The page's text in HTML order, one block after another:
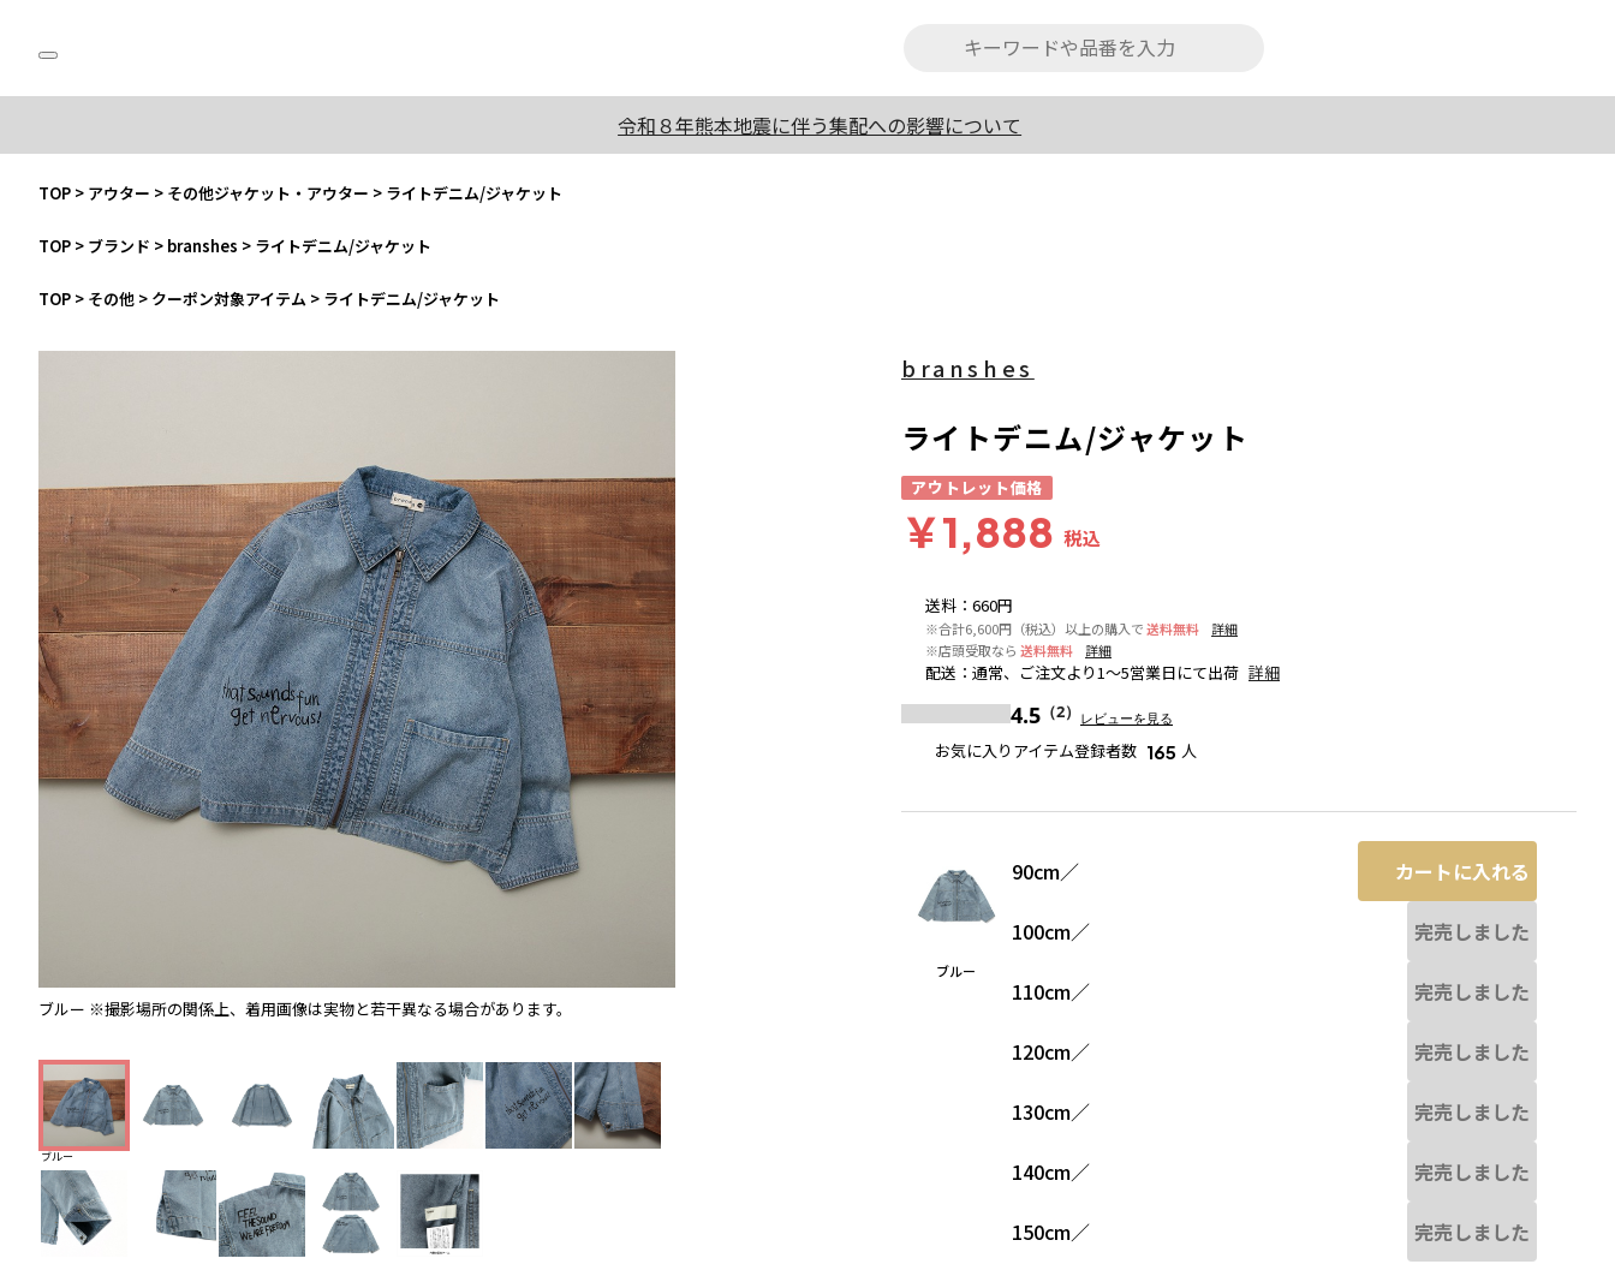
令和８年熊本地震に伴う集配への影響について
TOP > アウター > その他ジャケット・アウター > ライトデニム/ジャケット
TOP > ブランド > branshes > ライトデニム/ジャケット
TOP > その他 > クーポン対象アイテム > ライトデニム/ジャケット
ブルー ※撮影場所の関係上、着用画像は実物と若干異なる場合があります。
ブルー
送料 ： 660円
※合計6,600円（税込）以上の購入で送料無料
詳細
※店頭受取なら 送料無料 詳細
配送 ： 通常、ご注文より1～5営業日にて出荷 詳細
4.5 （2） レビューを見る
お気に入りアイテム登録者数 165 人
branshes
ライトデニム/ジャケット
アウトレット価格
￥1,888 税込
ブルー
90cm／ カートに入れる
100cm／ 完売しました
110cm／ 完売しました
120cm／ 完売しました
130cm／ 完売しました
140cm／ 完売しました
150cm／ 完売しました